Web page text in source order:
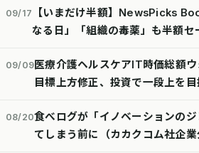
09/17
【いまだけ半額】NewsPicks
なる日」「組織の毒薬」も半額セ
09/09医療介護ヘルスケアIT時価総額
目標上方修正、投資で一段上を
08/20食べログが「イノベーションの
てしまう前に（カカクコム社企業